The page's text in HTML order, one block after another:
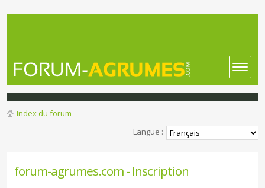
Index du forum
Langue :
forum-agrumes.com - Inscription